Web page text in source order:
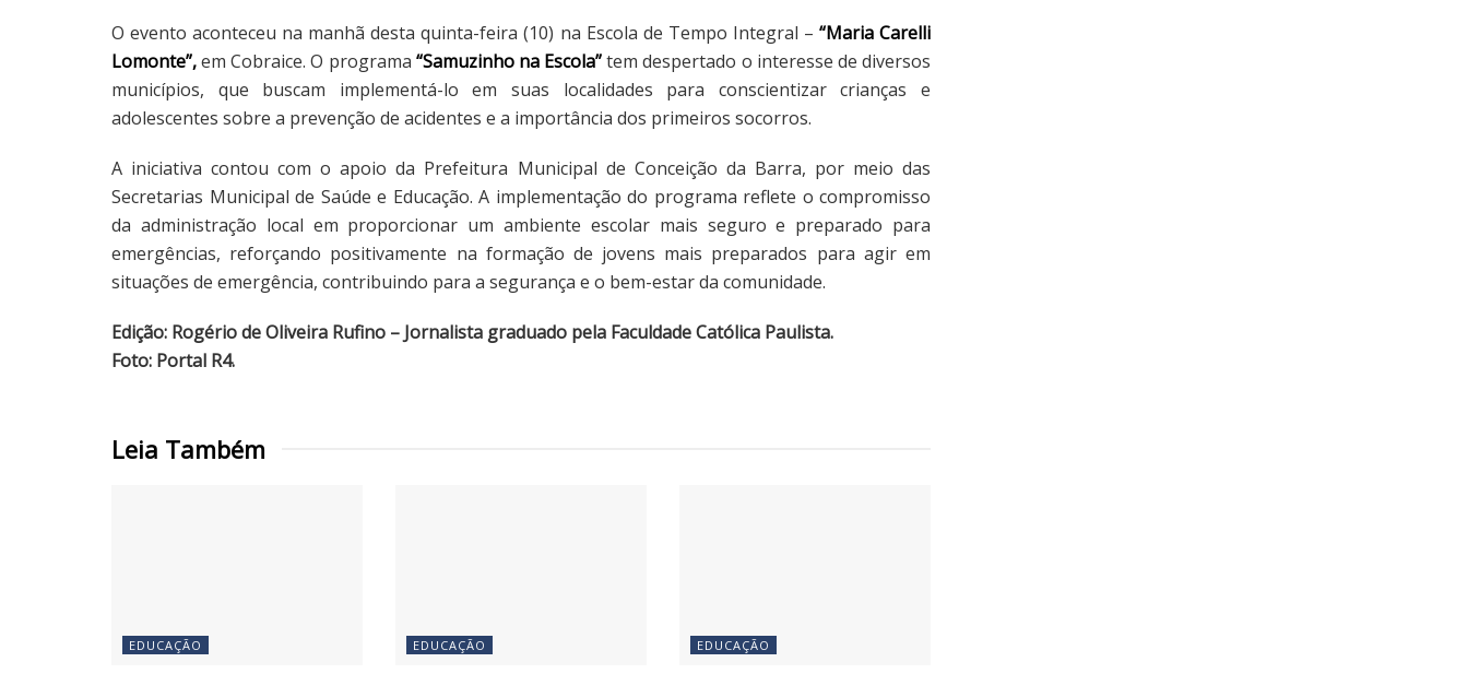
O evento aconteceu na manhã desta quinta-feira (10) na Escola de Tempo Integral – “Maria Carelli
Lomonte”,em Cobraice. O programa “Samuzinho na Escola”tem despertado o interesse de diversos
municípios, que buscam implementá-lo em suas localidades para conscientizar crianças e
adolescentes sobre a prevenção de acidentes e a importância dos primeiros socorros.
A iniciativa contou com o apoio da Prefeitura Municipal de Conceição da Barra, por meio das
Secretarias Municipal de Saúde e Educação. A implementação do programa reflete o compromisso
da administração local em proporcionar um ambiente escolar mais seguro e preparado para
emergências, reforçando positivamente na formação de jovens mais preparados para agir em
situações de emergência, contribuindo para a segurança e o bem-estar da comunidade.
Edição: Rogério de Oliveira Rufino – Jornalista graduado pela Faculdade Católica Paulista.
Foto: Portal R4.
Leia Também
EDUCAÇÃO EDUCAÇÃO EDUCAÇÃO